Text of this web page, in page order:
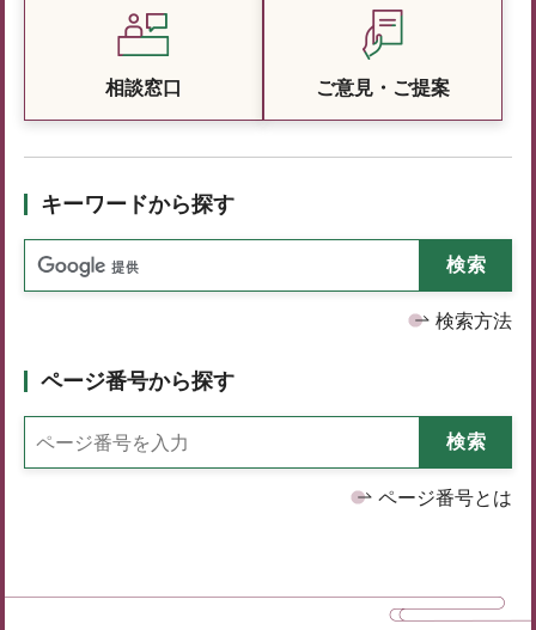
相談窓口 ご意見・ご提案
キーワードから探す
検索方法
ページ番号から探す
ページ番号とは